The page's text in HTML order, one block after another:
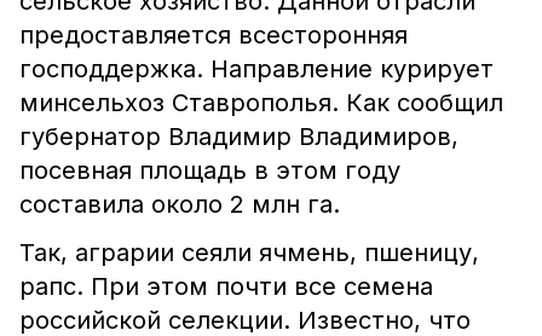
предоставляется всесторонняя
господдержка. Направление курирует
минсельхоз Ставрополья. Как сообщил
губернатор Владимир Владимиров,
посевная площадь в этом году
составила около 2 млн га.
Так, аграрии сеяли ячмень, пшеницу,
рапс. При этом почти все семена
российской селекции. Известно, что